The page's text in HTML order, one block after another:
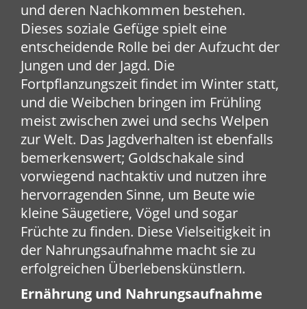
und deren Nachkommen bestehen.
Dieses soziale Gefüge spielt eine
entscheidende Rolle bei der Aufzucht der
Jungen und der Jagd. Die
Fortpflanzungszeit findet im Winter statt,
und die Weibchen bringen im Frühling
meist zwischen zwei und sechs Welpen
zur Welt. Das Jagdverhalten ist ebenfalls
bemerkenswert; Goldschakale sind
vorwiegend nachtaktiv und nutzen ihre
hervorragenden Sinne, um Beute wie
kleine Säugetiere, Vögel und sogar
Früchte zu finden. Diese Vielseitigkeit in
der Nahrungsaufnahme macht sie zu
erfolgreichen Überlebenskünstlern.
Ernährung und Nahrungsaufnahme